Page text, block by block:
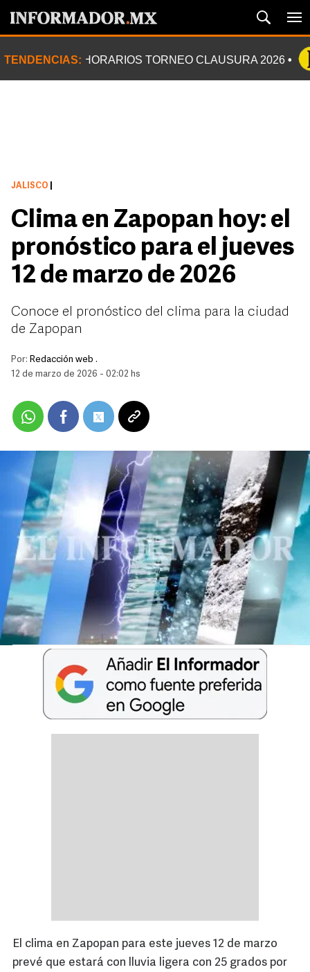
TENDENCIAS: HORARIOS TORNEO CLAUSURA 2026
JALISCO
Clima en Zapopan hoy: el
pronóstico para el jueves
12 de marzo de 2026
Conoce el pronóstico del clima para la ciudad
de Zapopan
Por: Redacción web .
12 de marzo de 2026 - 02:02 hs
El clima en Zapopan para este jueves 12 de marzo
prevé que estará con lluvia ligera con 25 grados por